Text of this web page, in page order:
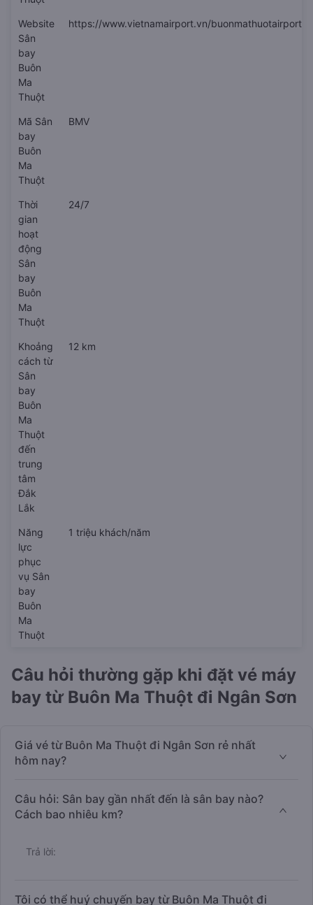
Website
Sân
bay
Buôn
Ma
Thuột
https://www.vietnamairport.vn/buonmathuotairport/
Mã Sân
bay
Buôn
Ma
Thuột
BMV
Thời
gian
hoạt
động
Sân
bay
Buôn
Ma
Thuột
24/7
Khoảng
cách từ
Sân
bay
Buôn
Ma
Thuột
đến
trung
tâm
Đắk
Lắk
12 km
Năng
lực
phục
vụ Sân
bay
Buôn
Ma
Thuột
1 triệu khách/năm
Câu hỏi thường gặp khi đặt vé máy
bay từ Buôn Ma Thuột đi Ngân Sơn
Giá vé từ Buôn Ma Thuột đi Ngân Sơn rẻ nhất
hôm nay?
Câu hỏi: Sân bay gần nhất đến là sân bay nào?
Cách bao nhiêu km?
Trả lời:
Tôi có thể huý chuyến bay từ Buôn Ma Thuột đi